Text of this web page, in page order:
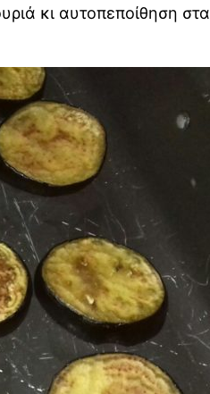
κι αυτοπεποίθηση